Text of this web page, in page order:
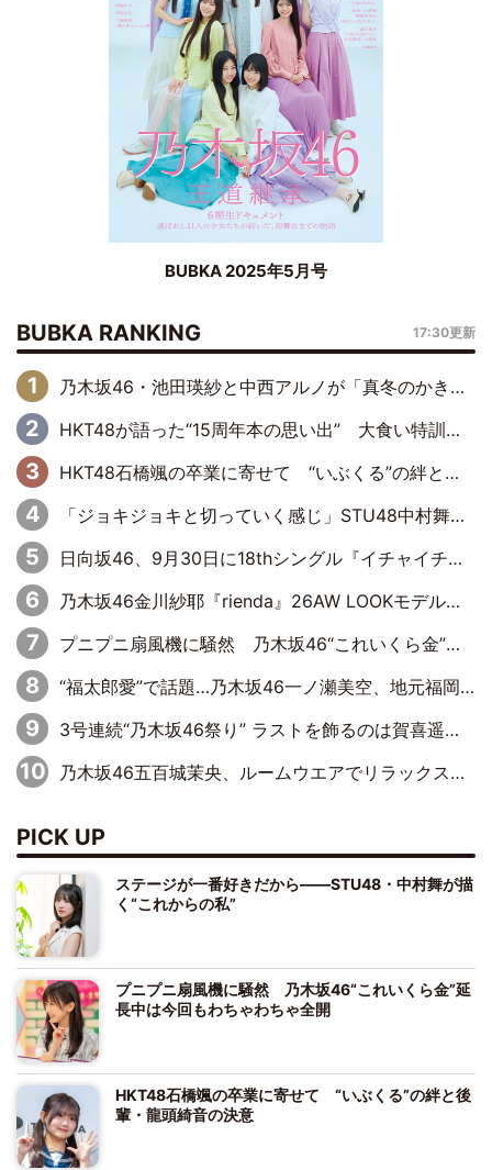
BUBKA 2025年5月号
BUBKA RANKING 17:30更新
乃木坂46・池田瑛紗と中西アルノが「真冬のかき氷」騒動で火花散らす！ 因縁の裏にあるのは、逆境をともに“凌”ぐ似た者同士の絆
HKT48が語った“15周年本の思い出” 大食い特訓・守護霊企画・制服グラビア…盛りだくさんの裏話
HKT48石橋颯の卒業に寄せて “いぶくる”の絆と後輩・龍頭綺音の決意
「ジョキジョキと切っていく感じ」STU48中村舞、新しい挑戦は自らの手で
日向坂46、9月30日に18thシングル『イチャイチャ虫』の発売決定！ フォーメーションは『日向坂で会いましょう』にて発表
乃木坂46金川紗耶『rienda』26AW LOOKモデルに就任
プニプニ扇風機に騒然 乃木坂46“これいくら金”延長中は今回もわちゃわちゃ全開
“福太郎愛”で話題…乃木坂46一ノ瀬美空、地元福岡『めんべい25周年トップサポーター』に就任
3号連続“乃木坂46祭り” ラストを飾るのは賀喜遥香…5年ぶりの登場に「5年分大人になった私を見ていただけたら」
乃木坂46五百城茉央、ルームウエアでリラックス「今回のグラビアを見て成長を感じていただけるとうれしい」
PICK UP
ステージが一番好きだから――STU48・中村舞が描
く“これからの私”
プニプニ扇風機に騒然 乃木坂46“これいくら金”延
長中は今回もわちゃわちゃ全開
HKT48石橋颯の卒業に寄せて “いぶくる”の絆と後
輩・龍頭綺音の決意